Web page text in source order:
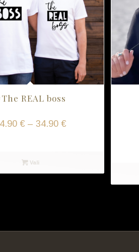
REAL boss
€ – 34.90€
Vali